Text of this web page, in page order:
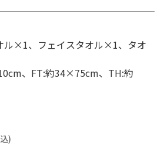
ル×1、フェイスタオル×1、タオ
、FT:約34×75cm、TH:約
)